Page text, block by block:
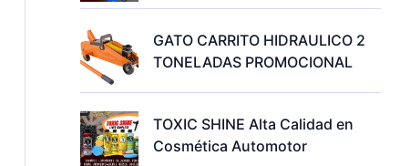
GATO CARRITO HIDRAULICO 2
TONELADAS PROMOCIONAL
TOXIC SHINE Alta Calidad en
Cosmética Automotor